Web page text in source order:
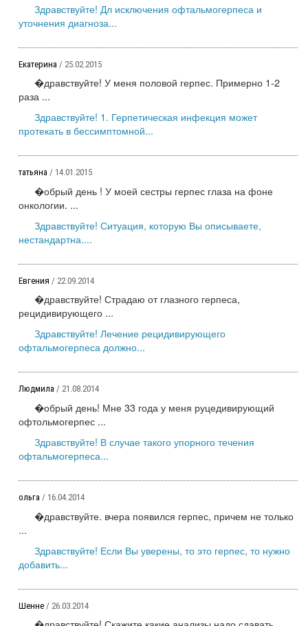
Здравствуйте! Дл исключения офтальмогерпеса и
уточнения диагноза...
Екатерина / 25.02.2015
�дравствуйте! У меня половой герпес. Примерно 1-2
раза ...
Здравствуйте! 1. Герпетическая инфекция может
протекать в бессимптомной...
татьяна / 14.01.2015
�обрый день ! У моей сестры герпес глаза на фоне
онкологии. ...
Здравствуйте! Ситуация, которую Вы описываете,
нестандартна....
Евгения / 22.09.2014
�дравствуйте! Страдаю от глазного герпеса,
рецидивирующего ...
Здравствуйте! Лечение рецидивирующего
офтальмогерпеса должно...
Людмила / 21.08.2014
�обрый день! Мне 33 года у меня руцедивирующий
офтольмогерпес ...
Здравствуйте! В случае такого упорного течения
офтальмогерпеса...
ольга / 16.04.2014
�дравствуйте. вчера появился герпес, причем не только
...
Здравствуйте! Если Вы уверены, то это герпес, то нужно
добавить...
Шенне / 26.03.2014